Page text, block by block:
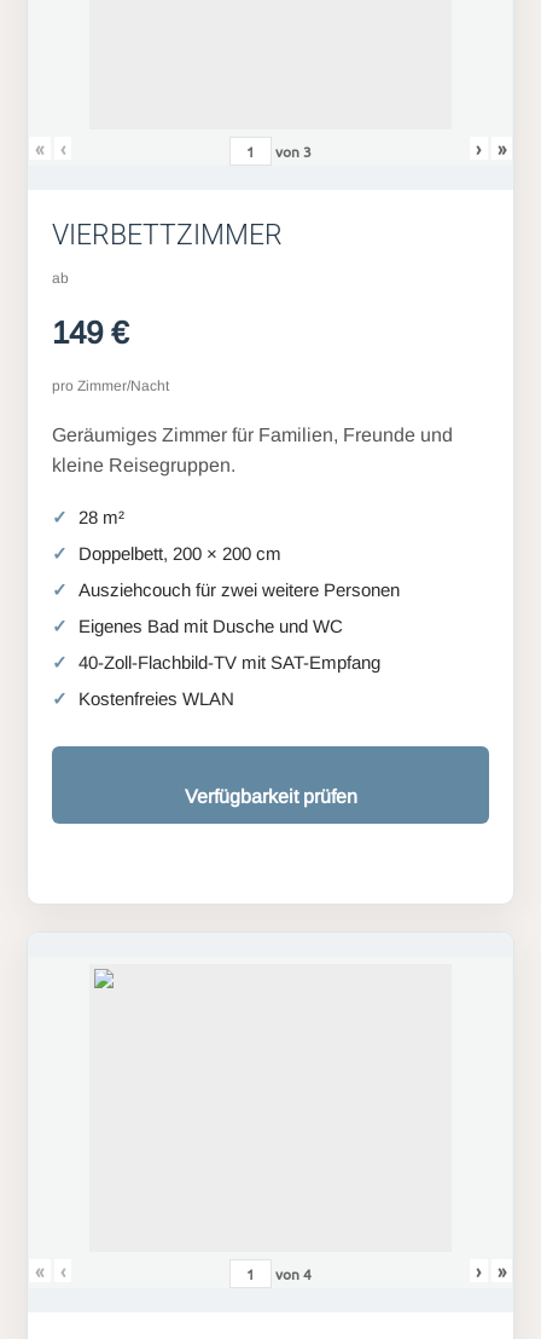
« ‹ von3 › »
VIERBETTZIMMER
ab
149 €
pro Zimmer/Nacht
Geräumiges Zimmer für Familien, Freunde und
kleine Reisegruppen.
28 m²
Doppelbett, 200 × 200 cm
Ausziehcouch für zwei weitere Personen
Eigenes Bad mit Dusche und WC
40-Zoll-Flachbild-TV mit SAT-Empfang
Kostenfreies WLAN
Verfügbarkeit prüfen
« ‹ von4 › »